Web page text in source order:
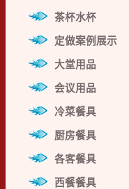
茶杯水杯
定做案例展示
大堂用品
会议用品
冷菜餐具
厨房餐具
各客餐具
西餐餐具